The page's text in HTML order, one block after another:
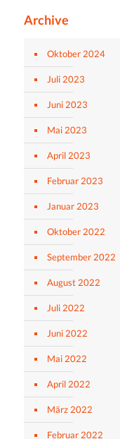
Archive
Oktober 2024
Juli 2023
Juni 2023
Mai 2023
April 2023
Februar 2023
Januar 2023
Oktober 2022
September 2022
August 2022
Juli 2022
Juni 2022
Mai 2022
April 2022
März 2022
Februar 2022